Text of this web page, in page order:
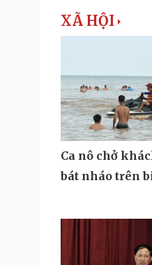
XÃ HỘI
Ca nô chở
bát nháo trên